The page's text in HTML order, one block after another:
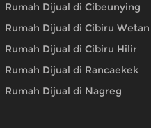
Rumah Dijual di Cibeunying
Rumah Dijual di Cibiru Wetan
Rumah Dijual di Cibiru Hilir
Rumah Dijual di Rancaekek
Rumah Dijual di Nagreg